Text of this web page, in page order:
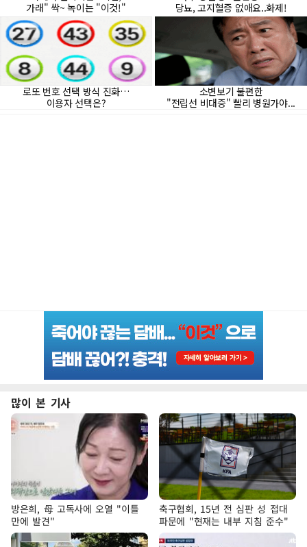
많이 본 기사
방은희, 母 고독사에 오열 "이틀
만에 발견"
축구협회, 15년 전 심판 성 접대
파문에 "현재는 내부 지침 준수"